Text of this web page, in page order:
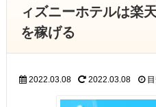
ィズニーホテルは楽
を稼げる
2022.03.08 2022.03.08 目